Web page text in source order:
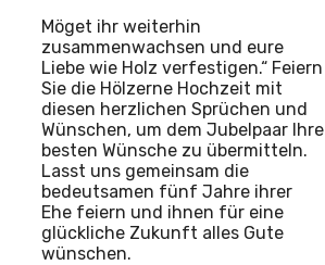
Möget ihr weiterhin
zusammenwachsen und eure
Liebe wie Holz verfestigen.“ Feiern
Sie die Hölzerne Hochzeit mit
diesen herzlichen Sprüchen und
Wünschen, um dem Jubelpaar Ihre
besten Wünsche zu übermitteln.
Lasst uns gemeinsam die
bedeutsamen fünf Jahre ihrer
Ehe feiern und ihnen für eine
glückliche Zukunft alles Gute
wünschen.